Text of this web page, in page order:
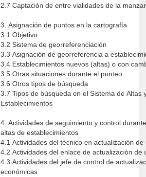
2.7 Captación de entre vialidades de la
3. Asignación de puntos en la cartografía
3.1 Objetivo
3.2 Sistema de georreferenciación
3.3 Asignación de georreferencia a
3.4 Establecimientos nuevos (altas) o con
3.5 Otras situaciones durante el punteo
3.6 Otros tipos de búsqueda
3.7 Tipos de búsqueda en el Sistema de Altas
Establecimientos
4. Actividades de seguimiento y control
altas de establecimientos
4.1 Actividades del técnico en actualización
4.2 Actividades del enlace de actualización de
4.3 Actividades del jefe de control de
económicas